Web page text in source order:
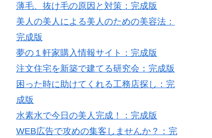
薄毛、抜け毛の原因と対策：完成版
美人の美人による美人のための美容法：
完成版
夢の１軒家購入情報サイト：完成版
注文住宅を新築で建てる研究会：完成版
困った時に助けてくれる工務店探し：完
成版
水素水で今日の美人完成！：完成版
WEB広告で攻めの集客しませんか？：完